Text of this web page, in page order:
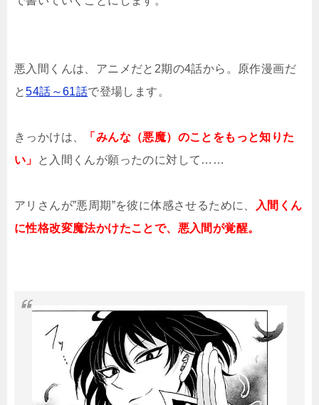
悪入間くんは、アニメだと2期の4話から。原作漫画だ
と54話～61話で登場します。
きっかけは、
「みんな（悪魔）のことをもっと知りた
い」
と入間くんが願ったのに対して……
アリさんが”悪周期”を彼に体感させるために、
入間くん
に性格改変魔法かけたことで、悪入間が覚醒。